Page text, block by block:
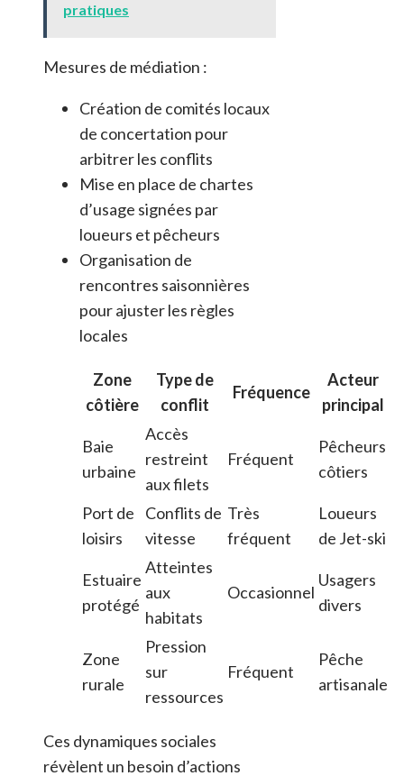
pratiques
Mesures de médiation :
Création de comités locaux
de concertation pour
arbitrer les conflits
Mise en place de chartes
d’usage signées par
loueurs et pêcheurs
Organisation de
rencontres saisonnières
pour ajuster les règles
locales
Zone
côtière
Type de
conflit
Fréquence
Acteur
principal
Baie
urbaine
Accès
restreint
aux filets
Fréquent
Pêcheurs
côtiers
Port de
loisirs
Conflits de
vitesse
Très
fréquent
Loueurs
de Jet-ski
Estuaire
protégé
Atteintes
aux
habitats
Occasionnel
Usagers
divers
Zone
rurale
Pression
sur
ressources
Fréquent
Pêche
artisanale
Ces dynamiques sociales
révèlent un besoin d’actions